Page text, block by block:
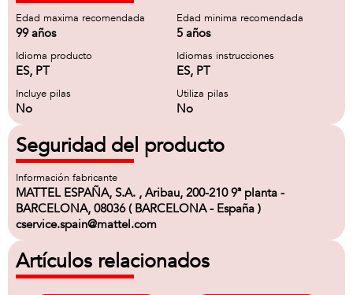
Edad maxima recomendada
99 años
Edad minima recomendada
5 años
Idioma producto
ES, PT
Idiomas instrucciones
ES, PT
Incluye pilas
No
Utiliza pilas
No
Seguridad del producto
Información fabricante
MATTEL ESPAÑA, S.A. , Aribau, 200-210 9ª planta -
BARCELONA, 08036 ( BARCELONA - España )
cservice.spain@mattel.com
Artículos relacionados